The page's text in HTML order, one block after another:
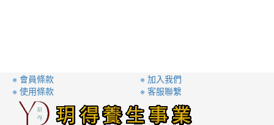
※ 會員條款
※ 加入我們
※ 使用條款
※ 客服聯繫